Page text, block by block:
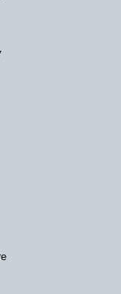
이 있는 경우
합니다.
하는 행위를
행위를 하지 않
혹은 저작권을
사의 업무에 방
수 있습니다.